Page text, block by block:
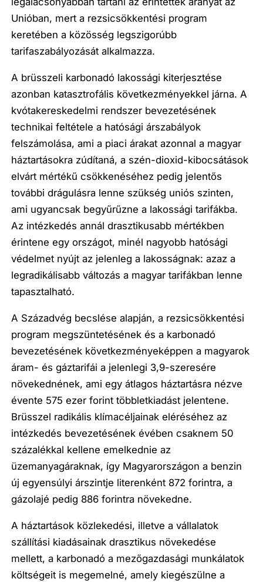
Unióban, mert a rezsicsökkentési program
keretében a közösség legszigorúbb
tarifaszabályozását alkalmazza.
A brüsszeli karbonadó lakossági kiterjesztése
azonban katasztrofális következményekkel járna. A
kvótakereskedelmi rendszer bevezetésének
technikai feltétele a hatósági árszabályok
felszámolása, ami a piaci árakat azonnal a magyar
háztartásokra zúdítaná, a szén-dioxid-kibocsátások
elvárt mértékű csökkenéséhez pedig jelentős
további drágulásra lenne szükség uniós szinten,
ami ugyancsak begyűrűzne a lakossági tarifákba.
Az intézkedés annál drasztikusabb mértékben
érintene egy országot, minél nagyobb hatósági
védelmet nyújt az jelenleg a lakosságnak: azaz a
legradikálisabb változás a magyar tarifákban lenne
tapasztalható.
A Századvég becslése alapján, a rezsicsökkentési
program megszüntetésének és a karbonadó
bevezetésének következményeképpen a magyarok
áram- és gáztarifái a jelenlegi 3,9-szeresére
növekednének, ami egy átlagos háztartásra nézve
évente 575 ezer forint többletkiadást jelentene.
Brüsszel radikális klímacéljainak eléréséhez az
intézkedés bevezetésének évében csaknem 50
százalékkal kellene emelkednie az
üzemanyagáraknak, így Magyarországon a benzin
új egyensúlyi árszintje literenként 872 forintra, a
gázolajé pedig 886 forintra növekedne.
A háztartások közlekedési, illetve a vállalatok
szállítási kiadásainak drasztikus növekedése
mellett, a karbonadó a mezőgazdasági munkálatok
költségeit is megemelné, amely kiegészülne a